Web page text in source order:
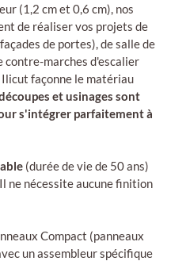
(1,2 cm et 0,6 cm), nos
de réaliser vos projets de
de portes), de salle de
contre-marches d'escalier
façonne le matériau
et usinages sont
s'intégrer parfaitement à
(durée de vie de 50 ans)
ne nécessite aucune finition
Compact (panneaux
un assembleur spécifique